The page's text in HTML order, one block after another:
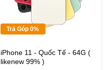
Trả Góp 0%
iPhone 11 - Quốc Tế - 64G (
likenew 99% )